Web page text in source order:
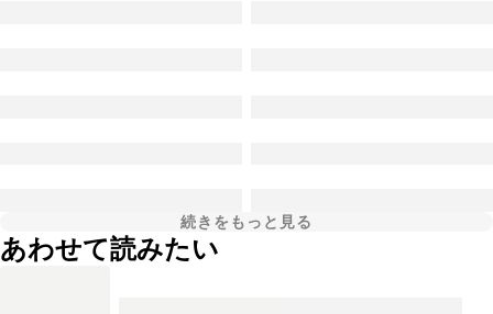
続きをもっと見る
あわせて読みたい